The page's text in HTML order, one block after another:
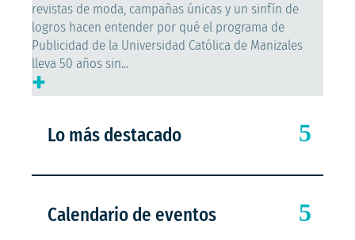
revistas de moda, campañas únicas y un sinfín de
logros hacen entender por qué el programa de
Publicidad de la Universidad Católica de Manizales
lleva 50 años sin...
+
Lo más destacado
Calendario de eventos